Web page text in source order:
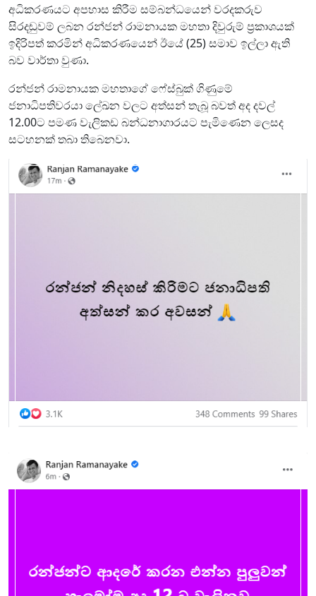
අධිකරණයට අපහාස කිරීම සම්බන්ධයෙන් වරදකරුව
සිරදඬුවම් ලබන රන්ජන් රාමනායක මහතා දිවුරුම් ප්‍රකාශයක්
ඉදිරිපත් කරමින් අධිකරණයෙන් ඊයේ (25) සමාව ඉල්ලා ඇති
බව වාර්තා වුණා.
රන්ජන් රාමනායක මහතාගේ ෆේස්බුක් ගිණුමේ
ජනාධිපතිවරයා ලේඛන වලට අත්සන් තැබූ බවත් අද දවල්
12.00ට පමණ වැලිකඩ බන්ධනාගාරයට පැමිණෙන ලෙසද
සටහනක් තබා තිබෙනවා.